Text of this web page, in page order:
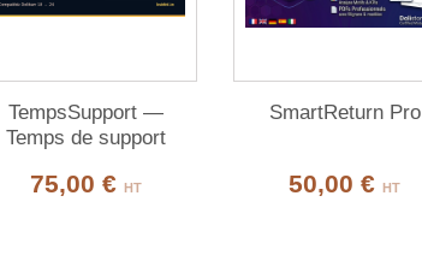
TempsSupport —
Temps de support
75,00 € HT
SmartReturn Pro
50,00 € HT